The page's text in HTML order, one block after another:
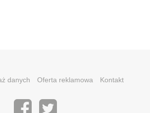
danych Oferta reklamowa Kontakt